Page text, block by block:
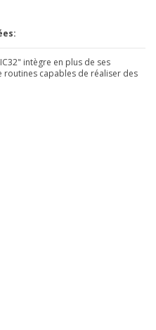
intègre en plus de ses
capables de réaliser des